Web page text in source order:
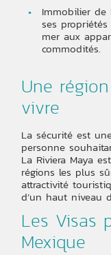
Immobilier de
ses
mer aux
commodités.
Une
vivre
La sécurité est
personne
La Riviera Maya
régions les plus
attractivité
d’un haut niveau
Les Visas
Mexique